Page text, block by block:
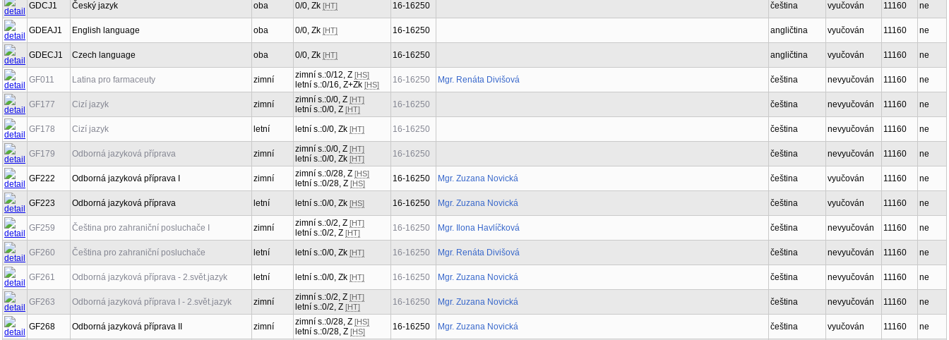
GDCJ1 Český jazyk oba 0/0, Zk [HT] 16-16250 čeština vyučován 11160 ne
GDEAJ1 English language oba 0/0, Zk [HT] 16-16250 angličtina vyučován 11160 ne
GDECJ1 Czech language oba 0/0, Zk [HT] 16-16250 angličtina vyučován 11160 ne
GF011 Latina pro farmaceuty zimní zimní s.:0/12, Z [HS]
letní s.:0/16, Z+Zk [HS] 16-16250 Mgr. Renáta Divišová čeština nevyučován 11160 ne
GF177 Cizí jazyk zimní zimní s.:0/0, Z [HT]
letní s.:0/0, Z [HT] 16-16250 čeština nevyučován 11160 ne
GF178 Cizí jazyk letní letní s.:0/0, Zk [HT] 16-16250 čeština nevyučován 11160 ne
GF179 Odborná jazyková příprava zimní zimní s.:0/0, Z [HT]
letní s.:0/0, Zk [HT] 16-16250 čeština nevyučován 11160 ne
GF222 Odborná jazyková příprava I zimní zimní s.:0/28, Z [HS]
letní s.:0/28, Z [HS] 16-16250 Mgr. Zuzana Novická čeština vyučován 11160 ne
GF223 Odborná jazyková příprava letní letní s.:0/0, Zk [HS] 16-16250 Mgr. Zuzana Novická čeština vyučován 11160 ne
GF259 Čeština pro zahraniční posluchače I zimní zimní s.:0/2, Z [HT]
letní s.:0/2, Z [HT] 16-16250 Mgr. Ilona Havlíčková čeština nevyučován 11160 ne
GF260 Čeština pro zahraniční posluchače letní letní s.:0/0, Zk [HT] 16-16250 Mgr. Renáta Divišová čeština nevyučován 11160 ne
GF261 Odborná jazyková příprava - 2.svět.jazyk letní letní s.:0/0, Zk [HT] 16-16250 Mgr. Zuzana Novická čeština nevyučován 11160 ne
GF263 Odborná jazyková příprava I - 2.svět.jazyk zimní zimní s.:0/2, Z [HT]
letní s.:0/2, Z [HT] 16-16250 Mgr. Zuzana Novická čeština nevyučován 11160 ne
GF268 Odborná jazyková příprava II zimní zimní s.:0/28, Z [HS]
letní s.:0/28, Z [HS] 16-16250 Mgr. Zuzana Novická čeština vyučován 11160 ne